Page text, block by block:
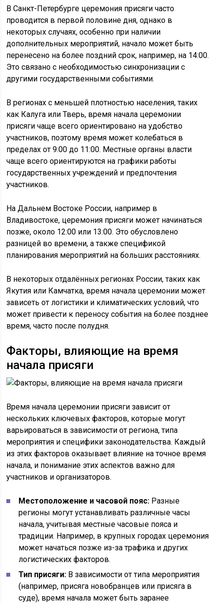
В Санкт-Петербурге церемония присяги часто
проводится в первой половине дня, однако в
некоторых случаях, особенно при наличии
дополнительных мероприятий, начало может быть
перенесено на более поздний срок, например, на 14:00.
Это связано с необходимостью синхронизации с
другими государственными событиями.
В регионах с меньшей плотностью населения, таких
как Калуга или Тверь, время начала церемонии
присяги чаще всего ориентировано на удобство
участников, поэтому время может колебаться в
пределах от 9:00 до 11:00. Местные органы власти
чаще всего ориентируются на графики работы
государственных учреждений и предпочтения
участников.
На Дальнем Востоке России, например в
Владивостоке, церемония присяги может начинаться
позже, около 12:00 или 13:00. Это обусловлено
разницей во времени, а также спецификой
планирования мероприятий на больших расстояниях.
В некоторых отдалённых регионах России, таких как
Якутия или Камчатка, время начала церемонии может
зависеть от логистики и климатических условий, что
может привести к переносу события на более позднее
время, часто после полудня.
Факторы, влияющие на время
начала присяги
Время начала церемонии присяги зависит от
нескольких ключевых факторов, которые могут
варьироваться в зависимости от региона, типа
мероприятия и специфики законодательства. Каждый
из этих факторов оказывает влияние на точное время
начала, и понимание этих аспектов важно для
участников и организаторов.
Местоположение и часовой пояс: Разные
регионы могут устанавливать различные часы
начала, учитывая местные часовые пояса и
традиции. Например, в крупных городах церемония
может начаться позже из-за трафика и других
логистических факторов.
Тип присяги: В зависимости от типа мероприятия
(например, присяга новобранцев или присяга в
суде), время начала может быть заранее